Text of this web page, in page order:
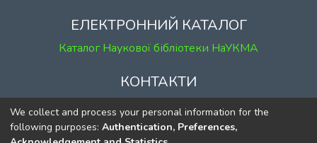
ЕЛЕКТРОННИЙ КАТАЛОГ
Каталог Наукової бібліотеки НаУКМА
КОНТАКТИ
м. Київ, вул. Григорія Сковороди, 2
к. 1, к. 120
We collect and process your personal information for the
following purposes: Authentication, Preferences,